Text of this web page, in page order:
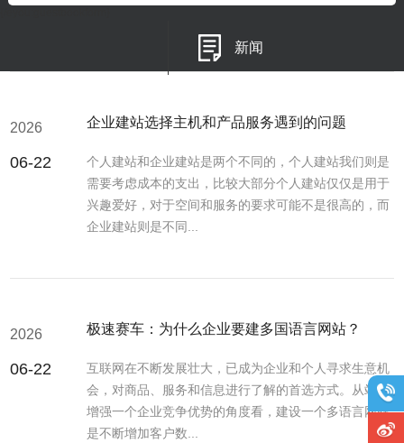
新闻
2026
06-22
企业建站选择主机和产品服务遇到的问题
个人建站和企业建站是两个不同的，个人建站我们则是
需要考虑成本的支出，比较大部分个人建站仅仅是用于
兴趣爱好，对于空间和服务的要求可能不是很高的，而
企业建站则是不同...
2026
06-22
极速赛车：为什么企业要建多国语言网站？
互联网在不断发展壮大，已成为企业和个人寻求生意机
会，对商品、服务和信息进行了解的首选方式。从站在
增强一个企业竞争优势的角度看，建设一个多语言网站
是不断增加客户数...